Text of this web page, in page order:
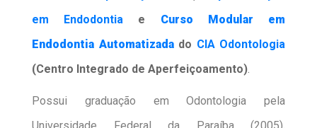
em Endodontia e Curso Modular em
Endodontia Automatizadado CIA Odontologia
(Centro Integrado de Aperfeiçoamento).
Possui graduação em Odontologia pela